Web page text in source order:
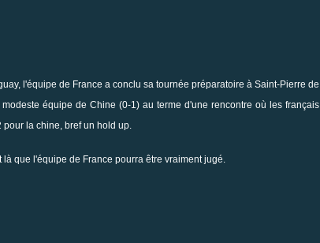
l'équipe de France a conclu sa tournée préparatoire à Saint-Pierre de
équipe de Chine (0-1) au terme d'une rencontre où les français
la chine, bref un hold up.
que l'équipe de France pourra être vraiment jugé.